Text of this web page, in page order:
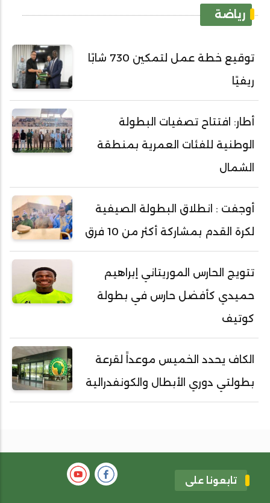
رياضة
توقيع خطة عمل لتمكين 730 شابًا
ريفيًا
أطار: افتتاح تصفيات البطولة
الوطنية للفئات العمرية بمنطقة
الشمال
أوجفت : انطلاق البطولة الصيفية
لكرة القدم بمشاركة أكثر من 10 فرق
تتويج الحارس الموريتاني إبراهيم
حميدي كأفضل حارس في بطولة
كوتيف
الكاف يحدد الخميس موعداً لقرعة
بطولتي دوري الأبطال والكونفدرالية
تابعونا على